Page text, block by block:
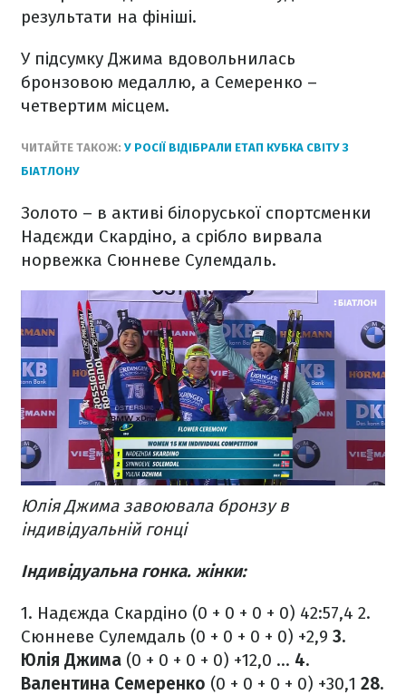
результати на фініші.
У підсумку Джима вдовольнилась
бронзовою медаллю, а Семеренко –
четвертим місцем.
ЧИТАЙТЕ ТАКОЖ: У РОСІЇ ВІДІБРАЛИ ЕТАП КУБКА СВІТУ З
БІАТЛОНУ
Золото – в активі білоруської спортсменки
Надєжди Скардіно, а срібло вирвала
норвежка Сюнневе Сулемдаль.
Юлія Джима завоювала бронзу в
індивідуальній гонці
Індивідуальна гонка. жінки:
1. Надєжда Скардіно (0 + 0 + 0 + 0) 42:57,4 2.
Сюнневе Сулемдаль (0 + 0 + 0 + 0) +2,9 3.
Юлія Джима (0 + 0 + 0 + 0) +12,0 ... 4.
Валентина Семеренко (0 + 0 + 0 + 0) +30,1 28.